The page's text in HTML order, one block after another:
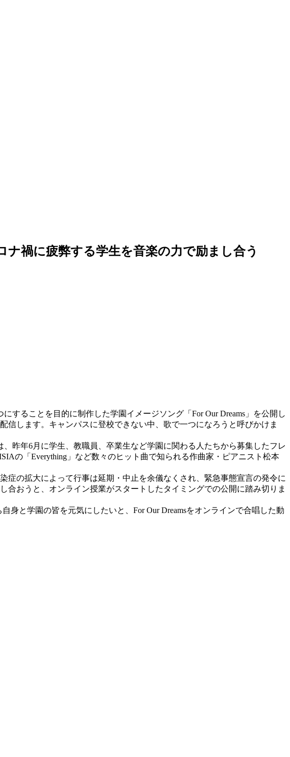
禍に疲弊する学生を音楽の力で励まし合う
することを目的に制作した学園イメージソング「For Our Dreams」を公開し
します。キャンパスに登校できない中、歌で一つになろうと呼びかけま
昨年6月に学生、教職員、卒業生など学園に関わる人たちから募集したフレ
の「Everything」など数々のヒット曲で知られる作曲家・ピアニスト松本
の拡大によって行事は延期・中止を余儀なくされ、緊急事態宣言の発令に
おうと、オンライン授業がスタートしたタイミングでの公開に踏み切りま
身と学園の皆を元気にしたいと、For Our Dreamsをオンラインで合唱した動